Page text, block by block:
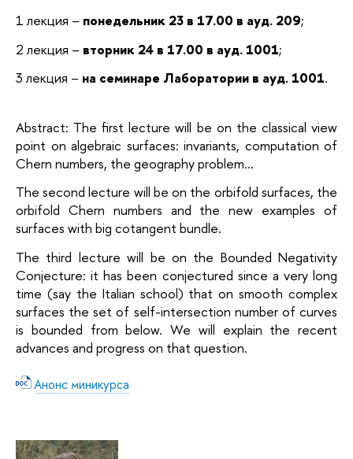
1 лекция – понедельник 23 в 17.00 в ауд. 209;
2 лекция – вторник 24 в 17.00 в ауд. 1001;
3 лекция – на семинаре Лаборатории в ауд. 1001.
Abstract: The first lecture will be on the classical view
point on algebraic surfaces: invariants, computation of
Chern numbers, the geography problem…
The second lecture will be on the orbifold surfaces, the
orbifold Chern numbers and the new examples of
surfaces with big cotangent bundle.
The third lecture will be on the Bounded Negativity
Conjecture: it has been conjectured since a very long
time (say the Italian school) that on smooth complex
surfaces the set of self-intersection number of curves
is bounded from below. We will explain the recent
advances and progress on that question.
Анонс миникурса